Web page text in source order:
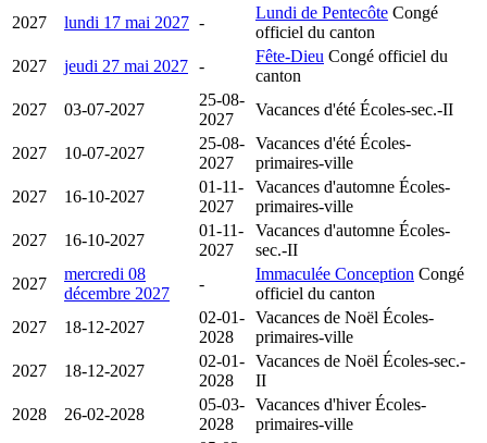
2027
lundi 17 mai 2027 -
Lundi de Pentecôte Congé
officiel du canton
2027
jeudi 27 mai 2027 -
Fête-Dieu Congé officiel du
canton
2027
03-07-2027
25-08-
2027
Vacances d'été Écoles-sec.-II
2027 10-07-2027
25-08-
2027
Vacances d'été Écoles-
primaires-ville
2027
16-10-2027
01-11-
2027
Vacances d'automne Écoles-
primaires-ville
2027
16-10-2027
01-11-
2027
Vacances d'automne Écoles-
sec.-II
2027
mercredi 08
décembre 2027
-
Immaculée Conception Congé
officiel du canton
2027
18-12-2027
02-01-
2028
Vacances de Noël Écoles-
primaires-ville
2027
18-12-2027
02-01-
2028
Vacances de Noël Écoles-sec.-
II
2028
26-02-2028
05-03-
2028
Vacances d'hiverÉcoles-
primaires-ville